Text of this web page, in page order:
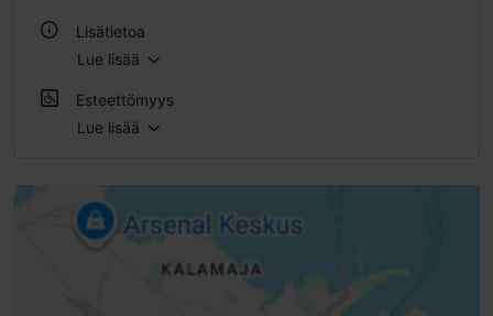
Lisätietoa
Lue lisää
Esteettömyys
Ei pääsyä lastenvaunuilla
Rajoitettu pääsy pyörätuolilla
Ei pääsyä skootterilla
Lue lisää